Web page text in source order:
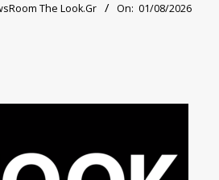
The Look.Gr On: 01/08/2026